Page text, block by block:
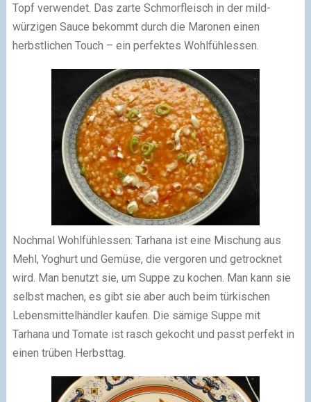
Topf verwendet. Das zarte Schmorfleisch in der mild-
würzigen Sauce bekommt durch die Maronen einen
herbstlichen Touch – ein perfektes Wohlfühlessen.
Nochmal Wohlfühlessen: Tarhana ist eine Mischung aus
Mehl, Yoghurt und Gemüse, die vergoren und getrocknet
wird. Man benutzt sie, um Suppe zu kochen. Man kann sie
selbst machen, es gibt sie aber auch beim türkischen
Lebensmittelhändler kaufen. Die sämige Suppe mit
Tarhana und Tomate ist rasch gekocht und passt perfekt in
einen trüben Herbsttag.